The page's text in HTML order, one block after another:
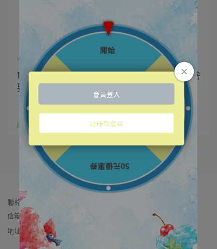
12月聖誕月 · 極光修護魔法開啟！ 冬季肌膚需
要的溫柔呵護 一次幫妳準備好啦～
vigorskincare | 2025-12-05
✨12月聖誕月 · 極光修護魔法開啟！⋯
閱讀更多 ->
聯絡我們
信箱：vigorskincare.tw@gmail.com
地址：桃園市桃園區中山路595號2樓